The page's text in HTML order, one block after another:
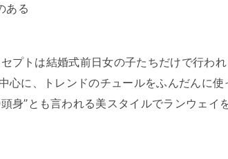
ある
トは結婚式前日女の子たちだけで行われ
に、トレンドのチュールをふんだんに使
身”とも言われる美スタイルでランウェイ